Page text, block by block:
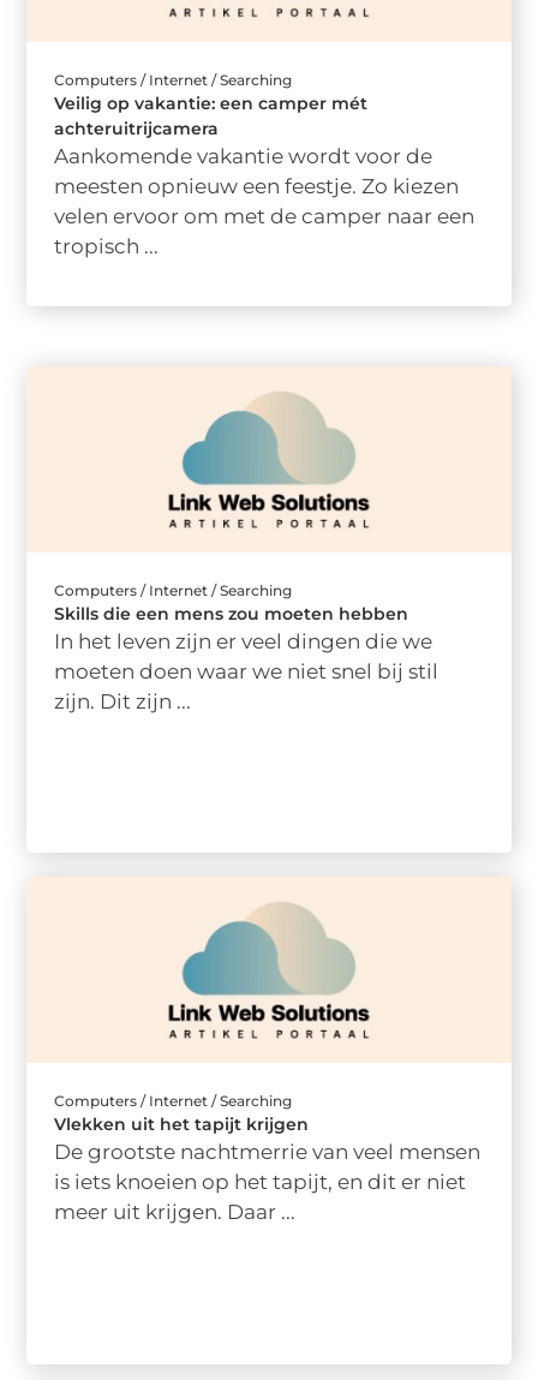
Computers / Internet / Searching
Veilig op vakantie: een camper mét
achteruitrijcamera
Aankomende vakantie wordt voor de
meesten opnieuw een feestje. Zo kiezen
velen ervoor om met de camper naar een
tropisch ...
Computers / Internet / Searching
Skills die een mens zou moeten hebben
In het leven zijn er veel dingen die we
moeten doen waar we niet snel bij stil
zijn. Dit zijn ...
Computers / Internet / Searching
Vlekken uit het tapijt krijgen
De grootste nachtmerrie van veel mensen
is iets knoeien op het tapijt, en dit er niet
meer uit krijgen. Daar ...